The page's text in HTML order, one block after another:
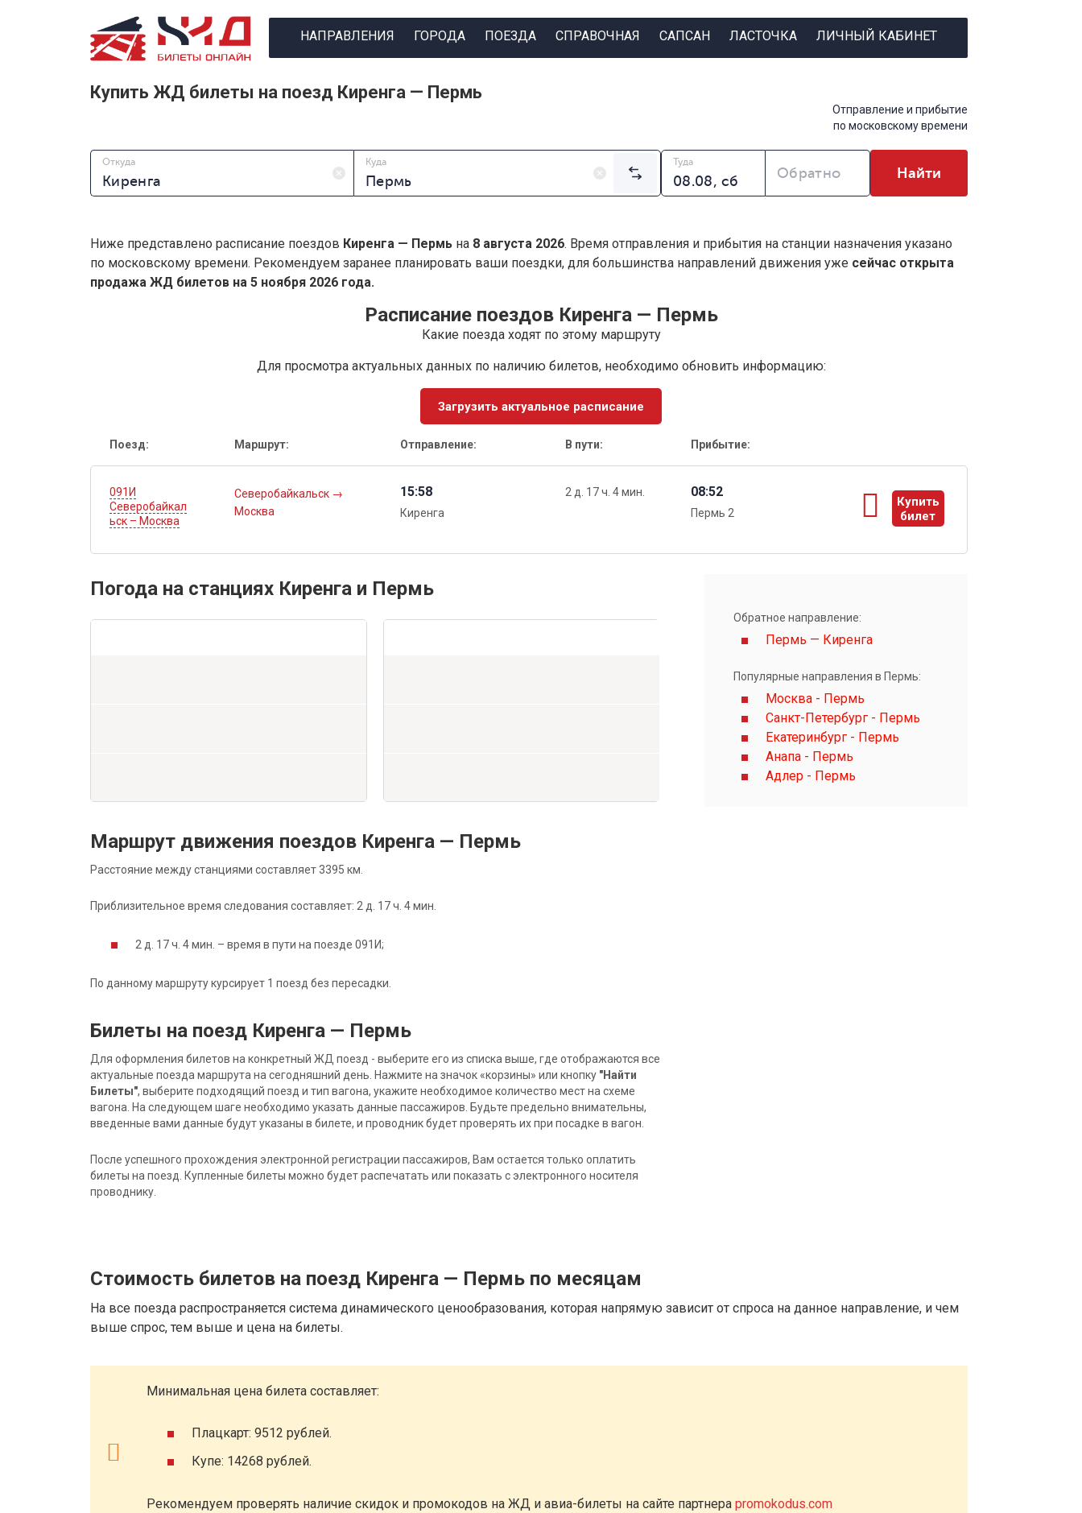
НАПРАВЛЕНИЯ ГОРОДА ПОЕЗДА СПРАВОЧНАЯ САПСАН ЛАСТОЧКА ЛИЧНЫЙ КАБИНЕТ
Купить ЖД билеты на поезд Киренга — Пермь
Отправление и прибытие
по московскому времени
Откуда Куда Туда
Обратно Найти
Ниже представлено расписание поездов Киренга — Пермь на 8 августа 2026. Время отправления и прибытия на станции назначения указано
по московскому времени. Рекомендуем заранее планировать ваши поездки, для большинства направлений движения уже сейчас открыта
продажа ЖД билетов на 5 ноября 2026 года.
Расписание поездов Киренга — Пермь
Какие поезда ходят по этому маршруту
Для просмотра актуальных данных по наличию билетов, необходимо обновить информацию:
Загрузить актуальное расписание
Поезд: Маршрут: Отправление: В пути: Прибытие:
091И
Северобайкал
ьск – Москва
Северобайкальск →
Москва
15:58
Киренга
2 д. 17 ч. 4 мин. 08:52
Пермь 2
Купить
билет
ы
Погода на станциях Киренга и Пермь
Маршрут движения поездов Киренга — Пермь
Расстояние между станциями составляет 3395 км.
Приблизительное время следования составляет: 2 д. 17 ч. 4 мин.
2 д. 17 ч. 4 мин. – время в пути на поезде 091И;
По данному маршруту курсирует 1 поезд без пересадки.
Билеты на поезд Киренга — Пермь
Для оформления билетов на конкретный ЖД поезд - выберите его из списка выше, где отображаются все
актуальные поезда маршрута на сегодняшний день. Нажмите на значок «корзины» или кнопку "Найти
Билеты", выберите подходящий поезд и тип вагона, укажите необходимое количество мест на схеме
вагона. На следующем шаге необходимо указать данные пассажиров. Будьте предельно внимательны,
введенные вами данные будут указаны в билете, и проводник будет проверять их при посадке в вагон.
После успешного прохождения электронной регистрации пассажиров, Вам остается только оплатить
билеты на поезд. Купленные билеты можно будет распечатать или показать с электронного носителя
проводнику.
Обратное направление:
Пермь — Киренга
Популярные направления в Пермь:
Москва - Пермь
Санкт-Петербург - Пермь
Екатеринбург - Пермь
Анапа - Пермь
Адлер - Пермь
Стоимость билетов на поезд Киренга — Пермь по месяцам
На все поезда распространяется система динамического ценообразования, которая напрямую зависит от спроса на данное направление, и чем
выше спрос, тем выше и цена на билеты.
Минимальная цена билета составляет:
Плацкарт: 9512 рублей.
Купе: 14268 рублей.
Рекомендуем проверять наличие скидок и промокодов на ЖД и авиа-билеты на сайте партнера promokodus.com